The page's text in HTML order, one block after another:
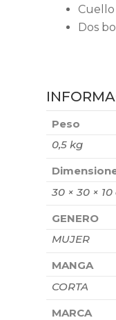
Cuello
Dos
Peso
0,5 kg
30 × 30 ×
GENERO
MUJER
MANGA
CORTA
MARCA